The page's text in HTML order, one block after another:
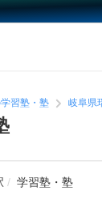
習塾・塾 岐阜県
学習塾・塾